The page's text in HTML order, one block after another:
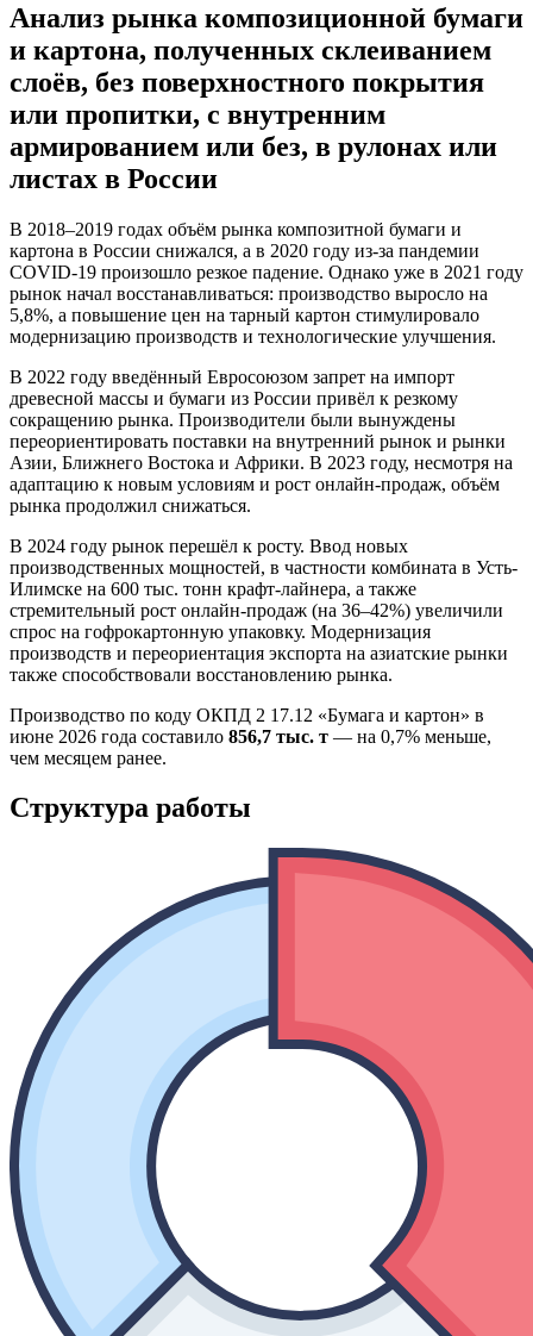
Анализ рынка композиционной бумаги
и картона, полученных склеиванием
слоёв, без поверхностного покрытия
или пропитки, с внутренним
армированием или без, в рулонах или
листах в России
В 2018–2019 годах объём рынка композитной бумаги и
картона в России снижался, а в 2020 году из-за пандемии
COVID-19 произошло резкое падение. Однако уже в 2021 году
рынок начал восстанавливаться: производство выросло на
5,8%, а повышение цен на тарный картон стимулировало
модернизацию производств и технологические улучшения.
В 2022 году введённый Евросоюзом запрет на импорт
древесной массы и бумаги из России привёл к резкому
сокращению рынка. Производители были вынуждены
переориентировать поставки на внутренний рынок и рынки
Азии, Ближнего Востока и Африки. В 2023 году, несмотря на
адаптацию к новым условиям и рост онлайн-продаж, объём
рынка продолжил снижаться.
В 2024 году рынок перешёл к росту. Ввод новых
производственных мощностей, в частности комбината в Усть-
Илимске на 600 тыс. тонн крафт-лайнера, а также
стремительный рост онлайн-продаж (на 36–42%) увеличили
спрос на гофрокартонную упаковку. Модернизация
производств и переориентация экспорта на азиатские рынки
также способствовали восстановлению рынка.
Производство по коду ОКПД 2 17.12 «Бумага и картон» в
июне 2026 года составило 856,7 тыс. т — на 0,7% меньше,
чем месяцем ранее.
Структура работы